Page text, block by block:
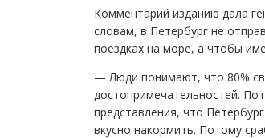
Комментарий изданию дала
словам, в Петербург не
поездках на море, а чтобы
— Люди понимают, что 80%
достопримечательностей.
представления, что
вкусно накормить. Потому